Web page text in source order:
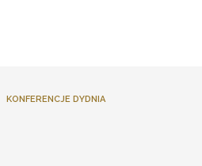
KONFERENCJE DYDNIA